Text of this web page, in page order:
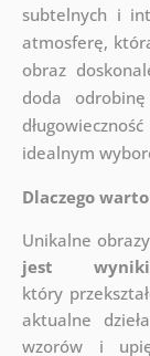
subtelnych i
atmosferę,
obraz
doda
idealnym
Dlaczego
Unikalne
jest
który
aktualne
wzorów i